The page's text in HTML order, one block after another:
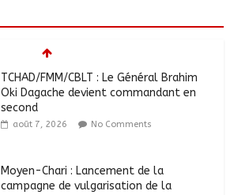
TCHAD/FMM/CBLT : Le Général Brahim
Oki Dagache devient commandant en
second
août 7, 2026 No Comments
Moyen-Chari : Lancement de la
campagne de vulgarisation de la